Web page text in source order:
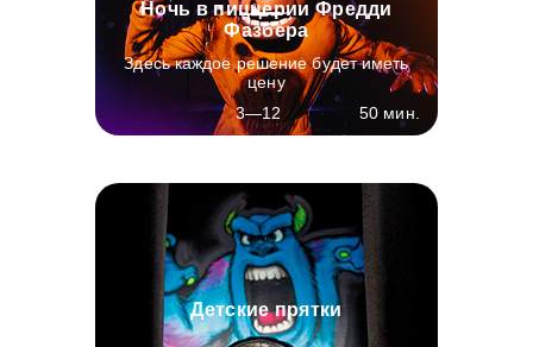
Ночь в пиццерии Фредди
Фазбера
Здесь каждое решение будет иметь
цену
3—12
50 мин.
Детские прятки